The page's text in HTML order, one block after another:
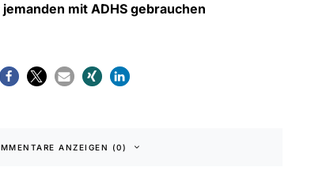
mit ADHS gebrauchen
ANZEIGEN (0)